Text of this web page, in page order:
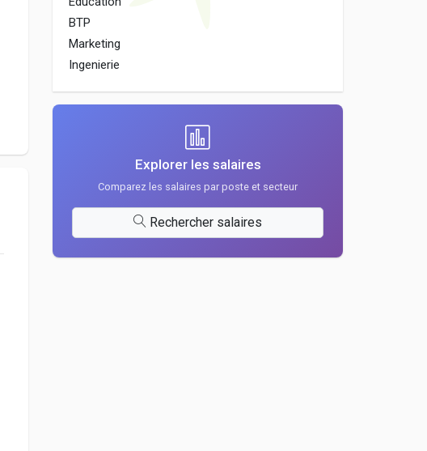
BTP
Marketing
Ingenierie
Explorer les salaires
Comparez les salaires par poste et secteur
Rechercher salaires